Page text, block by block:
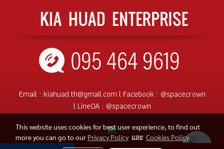
Email : kiahuad.th@gmail.com l Facebook : @spacecrown
l LineOA : @spacecrown
This website uses cookies for best user experience, to find out
more you can go to our Privacy Policyและ Cookies Policy